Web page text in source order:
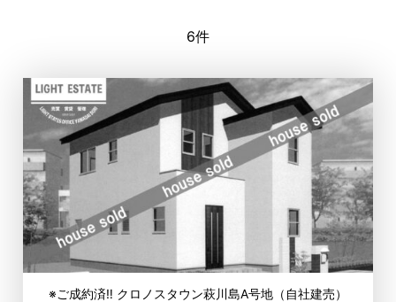
6件
※ご成約済‼ クロノスタウン萩川島A号地（自社建売）